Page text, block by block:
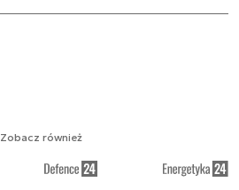
Zobacz również